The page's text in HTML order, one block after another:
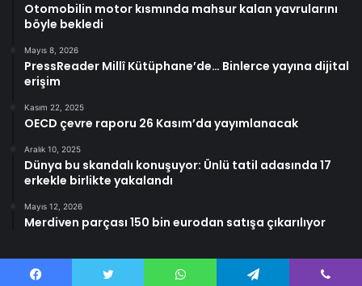
Otomobilin motor kısmında mahsur kalan yavrularını
böyle bekledi
Mayıs 8, 2026
PressReader Millî Kütüphane’de… Binlerce yayına dijital
erişim
Kasım 22, 2025
OECD çevre raporu 26 Kasım’da yayımlanacak
Aralık 10, 2025
Dünya bu skandalı konuşuyor: Ünlü tatil adasında 17
erkekle birlikte yakalandı
Mayıs 12, 2026
Merdiven parçası 150 bin eurodan satışa çıkarılıyor